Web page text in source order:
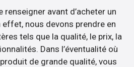
renseigner avant d’acheter un
effet, nous devons prendre en
tels que la qualité, le prix, la
Dans l’éventualité où
de grande qualité, vous